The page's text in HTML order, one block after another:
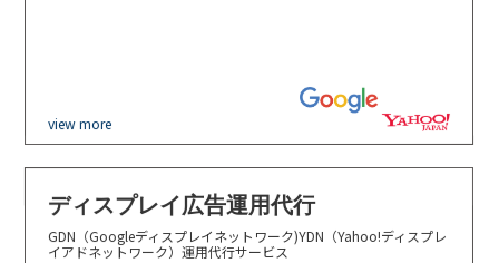
view more
ディスプレイ広告運用代行
GDN（Googleディスプレイネットワーク)YDN（Yahoo!ディスプレ
イアドネットワーク）運用代行サービス